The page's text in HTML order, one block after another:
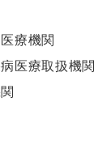
療機関
医療取扱機関